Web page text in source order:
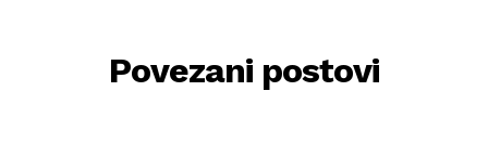
Povezani postovi